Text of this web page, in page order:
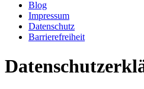
Blog
Impressum
Datenschutz
Barrierefreiheit